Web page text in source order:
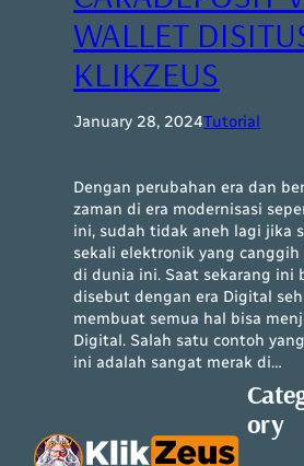
WALLET
KLIKZEUS
January 28, 2024Tutorial
Dengan perubahan era dan
zaman di era modernisasi
ini, sudah tidak aneh lagi jika
sekali elektronik yang
di dunia ini. Saat sekarang ini
disebut dengan era Digital
membuat semua hal bisa
Digital. Salah satu contoh
ini adalah sangat merak di…
ory